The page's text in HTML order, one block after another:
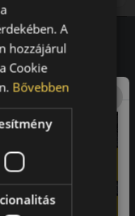
ezt a boltot.
A
hozzájárul
Cookie
Bővebben